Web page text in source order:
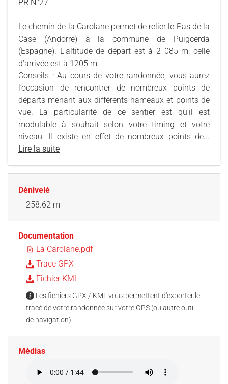
PR N°27
Le chemin de la Carolane permet de relier le Pas de la
Case (Andorre) à la commune de Puigcerda
(Espagne). L’altitude de départ est à 2 085 m, celle
d’arrivée est à 1205 m.
Conseils : Au cours de votre randonnée, vous aurez
l’occasion de rencontrer de nombreux points de
départs menant aux différents hameaux et points de
vue. La particularité de ce sentier est qu’il est
modulable à souhait selon votre timing et votre
niveau. Il existe en effet de nombreux points de...
Lire la suite
Dénivelé
258.62 m
Documentation
La Carolane.pdf
Trace GPX
Fichier KML
Les fichiers GPX / KML vous permettent d'exporter le
tracé de votre randonnée sur votre GPS (ou autre outil
de navigation)
Médias